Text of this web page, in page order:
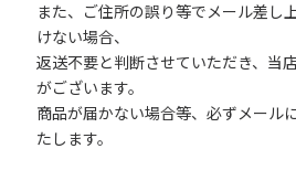
また、ご住所の誤り等でメール差し
けない場合、
返送不要と判断させていただき、当
がございます。
商品が届かない場合等、必ずメール
たします。